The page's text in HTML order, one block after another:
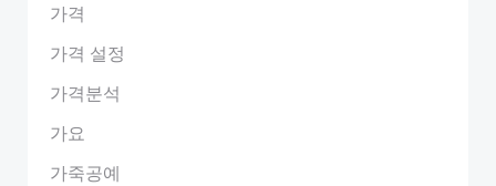
가격
가격 설정
가격분석
가요
가죽공예